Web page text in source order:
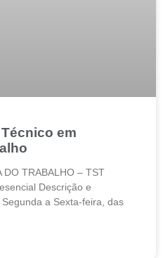
em
DO TRABALHO – TST
Descrição e
a Sexta-feira, das